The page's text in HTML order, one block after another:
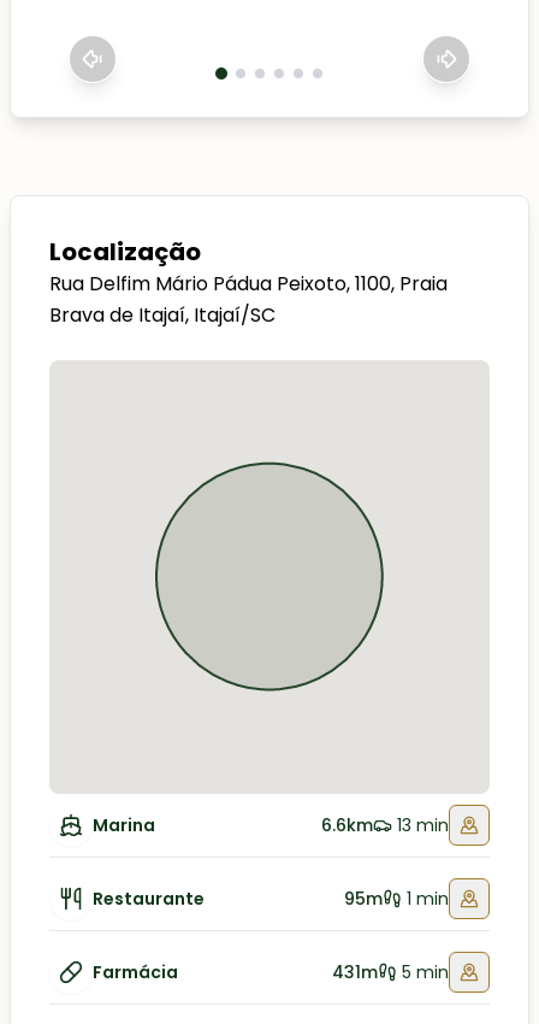
Localização
Rua Delfim Mário Pádua Peixoto, 1100, Praia
Brava de Itajaí, Itajaí/SC
Marina 6.6km 13 min
Restaurante 95m 1 min
Farmácia 431m 5 min